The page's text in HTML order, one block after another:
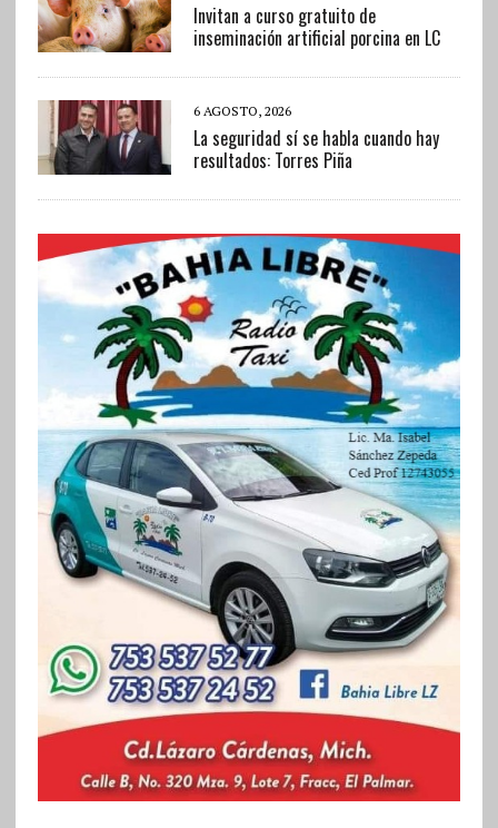
Invitan a curso gratuito de
inseminación artificial porcina en LC
6 AGOSTO, 2026
La seguridad sí se habla cuando hay
resultados: Torres Piña